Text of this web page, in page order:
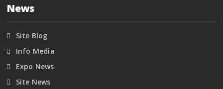
News
Site Blog
Info Media
Expo News
Site News